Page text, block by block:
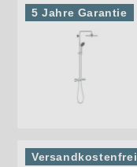
5 Jahre Garantie
Versandkostenfrei